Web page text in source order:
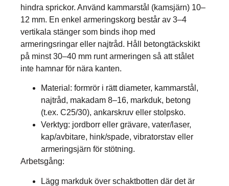
hindra sprickor. Använd kammarstål (kamsjärn) 10–
12 mm. En enkel armeringskorg består av 3–4
vertikala stänger som binds ihop med
armeringsringar eller najtråd. Håll betongtäckskikt
på minst 30–40 mm runt armeringen så att stålet
inte hamnar för nära kanten.
Material: formrör i rätt diameter, kammarstål,
najtråd, makadam 8–16, markduk, betong
(t.ex. C25/30), ankarskruv eller stolpsko.
Verktyg: jordborr eller grävare, vater/laser,
kap/avbitare, hink/spade, vibratorstav eller
armeringsjärn för stötning.
Arbetsgång:
Lägg markduk över schaktbotten där det är